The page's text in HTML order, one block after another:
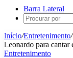
Barra Lateral
Início/Entretenimento/
Leonardo para cantar
Entretenimento